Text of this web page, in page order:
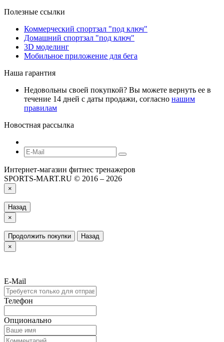
Полезные ссылки
Коммерческий спортзал "под ключ"
Домашний спортзал "под ключ"
3D моделинг
Мобильное приложение для бега
Наша гарантия
Недовольны своей покупкой? Вы можете вернуть ее в
течение 14 дней с даты продажи, согласно нашим
правилам
Новостная рассылка
Интернет-магазин фитнес тренажеров
SPORTS-MART.RU © 2016 – 2026
×
Назад
×
Продолжить покупки
Назад
×
E-Mail
Телефон
Опционально